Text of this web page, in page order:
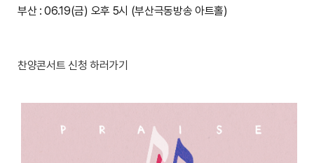
부산 : 06.19(금) 오후 5시 (부산극동방송 아트홀)
찬양콘서트 신청 하러가기